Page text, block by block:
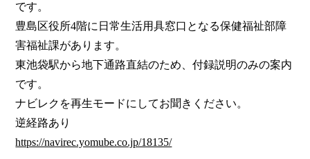
です。
豊島区役所4階に日常生活用具窓口となる保健福祉部障
害福祉課があります。
東池袋駅から地下通路直結のため、付録説明のみの案内
です。
ナビレクを再生モードにしてお聞きください。
https://navirec.yomube.co.jp/18135/